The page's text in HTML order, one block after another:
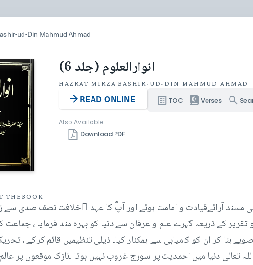
ud-Din Mahmud Ahmad
انوارالعلوم (جلد 6)
HAZRAT MIRZA BASHIR-UD-DIN MAHMUD AHMAD
READ ONLINE TOC Verses
Also Available
Download PDF
THE BOOK
آرائےقیادت و امامت ہوئے اور آپؓ کا عہد ِخلافت نصف صدی سے
کے ذریعہ گہرے علم و عرفان سے دنیا کو بہرہ مند فرمایا ، جماعت
بنا کر ان کو کامیابی سے ہمکنار کیا۔ ذیلی تنظیمیں قائم کرکے ،
تعالیٰ دنیا میں احمدیت پر سورج غروب نہیں ہوتا ۔نازک موقعوں پر عالم